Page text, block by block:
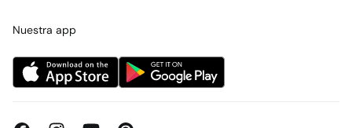
Tiendas
Nuestra app